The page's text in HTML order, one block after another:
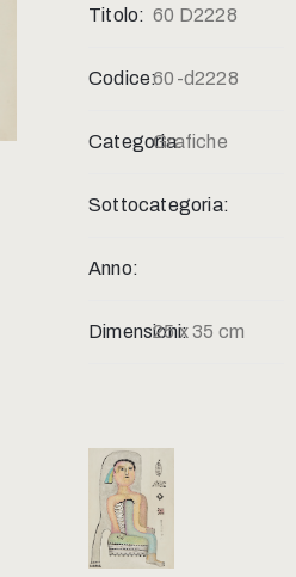
Titolo: 60 D2228
Codice:60-d2228
Categoria:Grafiche
Sottocategoria:
Anno:
Dimensioni:25 x 35 cm